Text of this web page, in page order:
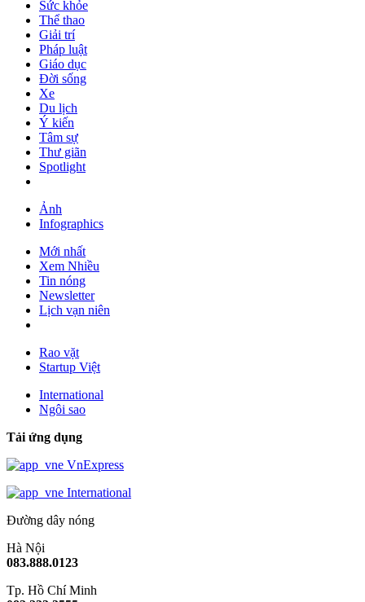
Sức khỏe
Thể thao
Giải trí
Pháp luật
Giáo dục
Đời sống
Xe
Du lịch
Ý kiến
Tâm sự
Thư giãn
Spotlight
Ảnh
Infographics
Mới nhất
Xem Nhiều
Tin nóng
Newsletter
Lịch vạn niên
Rao vặt
Startup Việt
International
Ngôi sao
Tải ứng dụng
VnExpress
International
Đường dây nóng
Hà Nội
083.888.0123
Tp. Hồ Chí Minh